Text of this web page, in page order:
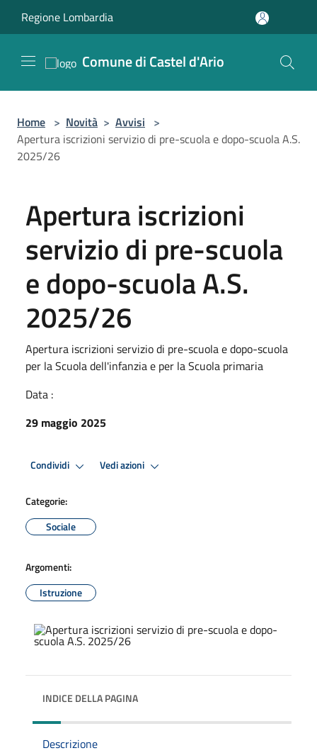
Regione Lombardia
Comune di Castel d'Ario
Home > Novità > Avvisi >
Apertura iscrizioni servizio di pre-scuola e dopo-scuola A.S.
2025/26
Apertura iscrizioni
servizio di pre-scuola
e dopo-scuola A.S.
2025/26
Apertura iscrizioni servizio di pre-scuola e dopo-scuola
per la Scuola dell'infanzia e per la Scuola primaria
Data :
29 maggio 2025
Condividi Vedi azioni
Categorie:
Sociale
Argomenti:
Istruzione
INDICE DELLA PAGINA
Descrizione